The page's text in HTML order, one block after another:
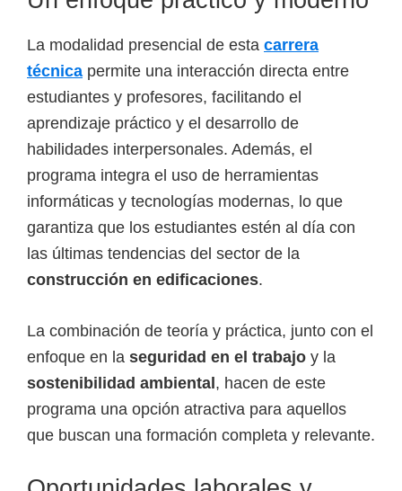
La modalidad presencial de esta carrera
técnica permite una interacción directa entre
estudiantes y profesores, facilitando el
aprendizaje práctico y el desarrollo de
habilidades interpersonales. Además, el
programa integra el uso de herramientas
informáticas y tecnologías modernas, lo que
garantiza que los estudiantes estén al día con
las últimas tendencias del sector de la
construcción en edificaciones.
La combinación de teoría y práctica, junto con el
enfoque en la seguridad en el trabajo y la
sostenibilidad ambiental, hacen de este
programa una opción atractiva para aquellos
que buscan una formación completa y relevante.